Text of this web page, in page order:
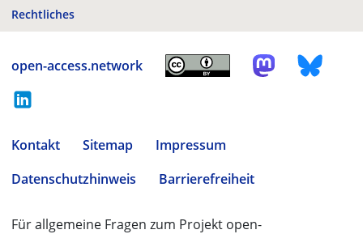
Rechtliches
open-access.network
Kontakt Sitemap
Impressum
Datenschutzhinweis
Barrierefreiheit
Für allgemeine Fragen zum Projekt open-